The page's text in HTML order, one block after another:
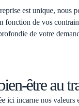
est unique, nous
fonction de vos
de votre
être au
ici incarne nos valeurs